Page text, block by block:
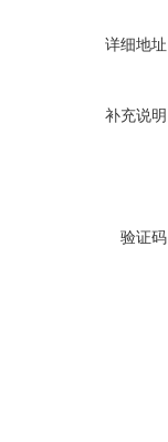
详细地
补充说
验证